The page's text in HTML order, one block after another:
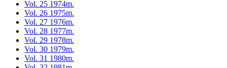
Vol. 25 1974m.
Vol. 26 1975m.
Vol. 27 1976m.
Vol. 28 1977m.
Vol. 29 1978m.
Vol. 30 1979m.
Vol. 31 1980m.